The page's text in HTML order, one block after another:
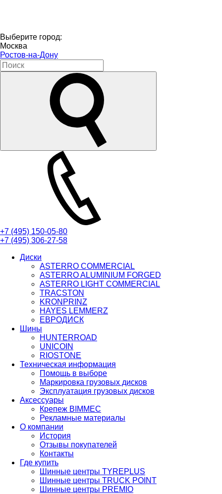
Выберите город:
Москва
Ростов-на-Дону
+7 (495) 150-05-80
+7 (495) 306-27-58
Диски
ASTERRO COMMERCIAL
ASTERRO ALUMINIUM FORGED
ASTERRO LIGHT COMMERCIAL
TRACSTON
KRONPRINZ
HAYES LEMMERZ
ЕВРОДИСК
Шины
HUNTERROAD​​​​​​​
UNICOIN
RIOSTONE
Техническая информация
Помощь в выборе
Маркировка грузовых дисков
Эксплуатация грузовых дисков
Аксессуары
Крепеж BIMMEC
Рекламные материалы
О компании
История
Отзывы покупателей
Контакты
Где купить
Шинные центры TYREPLUS
Шинные центры TRUCK POINT
Шинные центры PREMIO